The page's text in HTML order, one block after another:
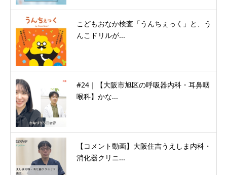
こどもおなか検査「うんちぇっく」と、う
んこドリルが...
#24｜【大阪市旭区の呼吸器内科・耳鼻咽
喉科】かな...
【コメント動画】大阪住吉うえしま内科・
消化器クリニ...